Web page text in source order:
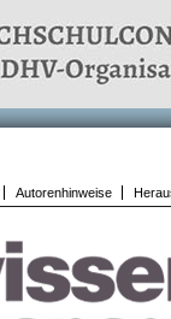
Autorenhinweise